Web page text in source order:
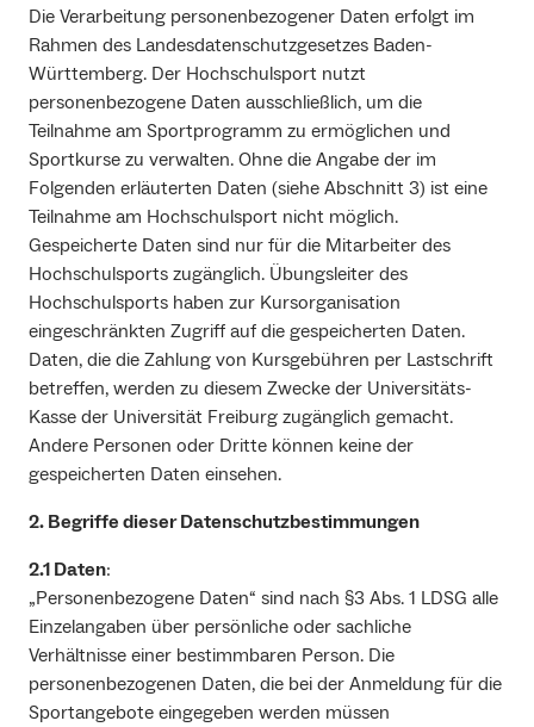
Die Verarbeitung personenbezogener Daten erfolgt im
Rahmen des Landesdatenschutzgesetzes Baden-
Württemberg. Der Hochschulsport nutzt
personenbezogene Daten ausschließlich, um die
Teilnahme am Sportprogramm zu ermöglichen und
Sportkurse zu verwalten. Ohne die Angabe der im
Folgenden erläuterten Daten (siehe Abschnitt 3) ist eine
Teilnahme am Hochschulsport nicht möglich.
Gespeicherte Daten sind nur für die Mitarbeiter des
Hochschulsports zugänglich. Übungsleiter des
Hochschulsports haben zur Kursorganisation
eingeschränkten Zugriff auf die gespeicherten Daten.
Daten, die die Zahlung von Kursgebühren per Lastschrift
betreffen, werden zu diesem Zwecke der Universitäts-
Kasse der Universität Freiburg zugänglich gemacht.
Andere Personen oder Dritte können keine der
gespeicherten Daten einsehen.
2. Begriffe dieser Datenschutzbestimmungen
2.1 Daten:
„Personenbezogene Daten“ sind nach §3 Abs. 1 LDSG alle
Einzelangaben über persönliche oder sachliche
Verhältnisse einer bestimmbaren Person. Die
personenbezogenen Daten, die bei der Anmeldung für die
Sportangebote eingegeben werden müssen